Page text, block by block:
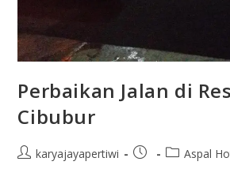
Perbaikan Jalan di
Cibubur
karyajayapertiwi Aspal